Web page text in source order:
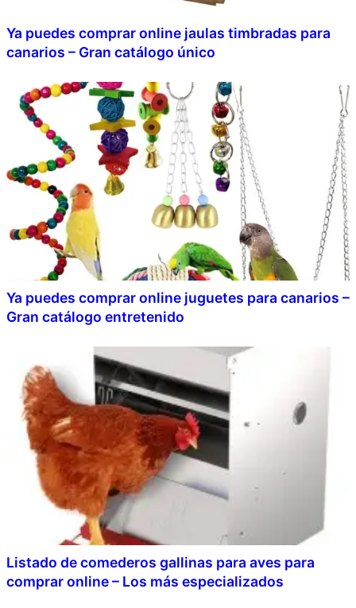
Ya puedes comprar online jaulas timbradas para
canarios – Gran catálogo único
Ya puedes comprar online juguetes para canarios –
Gran catálogo entretenido
Listado de comederos gallinas para aves para
comprar online – Los más especializados